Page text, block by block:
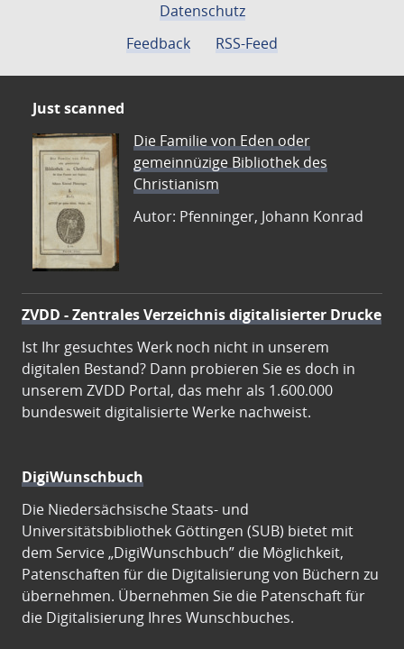
Datenschutz
Feedback
RSS-Feed
Just scanned
Die Familie von Eden oder
gemeinnüzige Bibliothek des
Christianism
Autor: Pfenninger, Johann Konrad
ZVDD - Zentrales Verzeichnis digitalisierter Drucke
Ist Ihr gesuchtes Werk noch nicht in unserem
digitalen Bestand? Dann probieren Sie es doch in
unserem ZVDD Portal, das mehr als 1.600.000
bundesweit digitalisierte Werke nachweist.
DigiWunschbuch
Die Niedersächsische Staats- und
Universitätsbibliothek Göttingen (SUB) bietet mit
dem Service „DigiWunschbuch” die Möglichkeit,
Patenschaften für die Digitalisierung von Büchern zu
übernehmen. Übernehmen Sie die Patenschaft für
die Digitalisierung Ihres Wunschbuches.